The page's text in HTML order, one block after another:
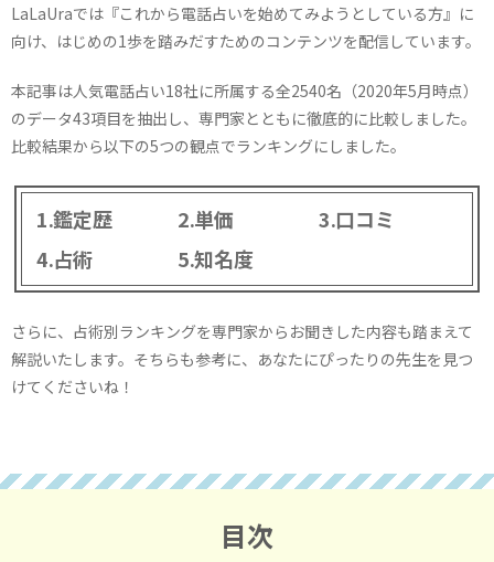
LaLaUraでは『これから電話占いを始めてみようとしている方』に
向け、はじめの1歩を踏みだすためのコンテンツを配信しています。
本記事は人気電話占い18社に所属する全2540名（2020年5月時点）
のデータ43項目を抽出し、専門家とともに徹底的に比較しました。
比較結果から以下の5つの観点でランキングにしました。
鑑定歴 単価
口コミ
占術
知名度
さらに、占術別ランキングを専門家からお聞きした内容も踏まえて
解説いたします。そちらも参考に、あなたにぴったりの先生を見つ
けてくださいね！
目次